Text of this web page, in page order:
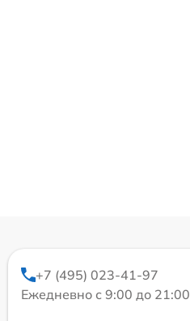
+7 (495) 023-41-97
Ежедневно с 9:00 до 21:00